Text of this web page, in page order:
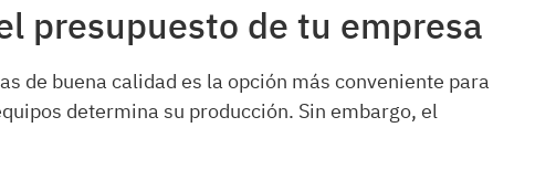
presupuesto de tu empresa
de buena calidad es la opción más conveniente para
determina su producción. Sin embargo, el